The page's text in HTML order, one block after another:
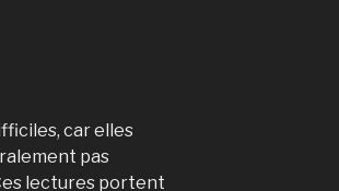
car elles
pas
lectures portent